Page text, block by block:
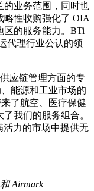
的业务范围，同时也
略性收购强化了 OIA
区的服务能力。BTi
代理行业公认的领
应链管理方面的专
能源和工业市场的
来了航空、医疗保健
我们的服务组合。
活力的市场中提供无
Airmark